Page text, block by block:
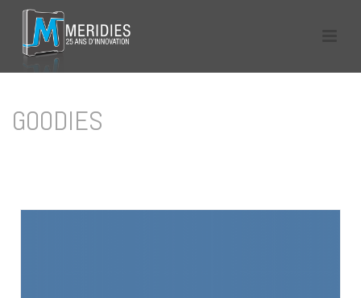
GOODIES